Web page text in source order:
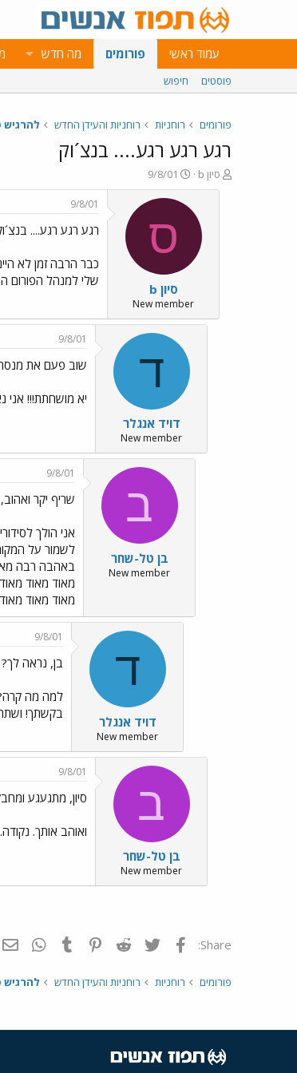
עמוד ראשי פורומים מה חדש
פוסטים חיפוש
פורומים רוחניות רוחניות והעידן החדש להרגיש
רגע רגע רגע.... בנצ´וק
פ
ו
סיון b
פ
ו
ר
ם
ב
א
ר
י
ך
9/8/01
ס
סיון b
New member
9/8/01
רגע רגע רגע....
כבר הרבה זמן לא
שלי למנהל הפורום
ד
דויד אנגלר
New member
9/8/01
שוב פעם את מנסה
יא מושחתת!!! אני
ב
בן טל-שחר
New member
9/8/01
שריף יקר ואהוב,
אני הולך
לשמור על
באהבה רבה
מאוד מאוד
מאוד מאוד
ד
דויד אנגלר
New member
9/8/01
בן, נראה לך?
למה מה
בקשתך!
ב
בן טל-שחר
New member
9/8/01
סיון, מתגעגע
ואוהב אותך.
Share: פייסבוק Twitter
Reddit
Pinterest
Tumblr
פורומים רוחניות רוחניות והעידן החדש להרגיש